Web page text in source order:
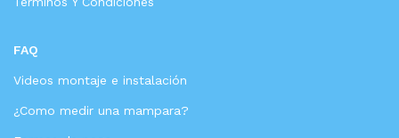
FAQ
Videos montaje e instalación
¿Como medir una mampara?